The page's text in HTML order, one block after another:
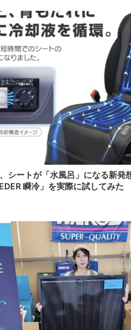
シートが「水風呂」になる新発
瞬冷」を実際に試してみた